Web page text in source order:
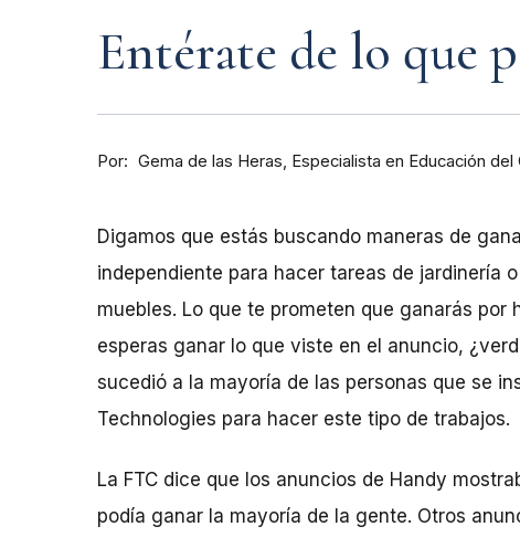
Entérate de lo que
Por Gema de las Heras Especialista en Educación del
Digamos que estás buscando maneras de
independiente para hacer tareas de jardinería
muebles. Lo que te prometen que ganarás por
esperas ganar lo que viste en el anuncio,
sucedió a la mayoría de las personas que se
Technologies para hacer este tipo de trabajos.
La FTC dice que los anuncios de Handy
podía ganar la mayoría de la gente. Otros